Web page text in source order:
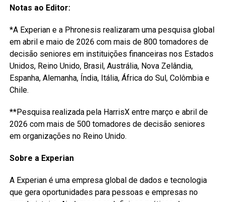
Notas ao Editor:
*A Experian e a Phronesis realizaram uma pesquisa global
em abril e maio de 2026 com mais de 800 tomadores de
decisão seniores em instituições financeiras nos Estados
Unidos, Reino Unido, Brasil, Austrália, Nova Zelândia,
Espanha, Alemanha, Índia, Itália, África do Sul, Colômbia e
Chile.
**Pesquisa realizada pela HarrisX entre março e abril de
2026 com mais de 500 tomadores de decisão seniores
em organizações no Reino Unido.
Sobre a Experian
A Experian é uma empresa global de dados e tecnologia
que gera oportunidades para pessoas e empresas no